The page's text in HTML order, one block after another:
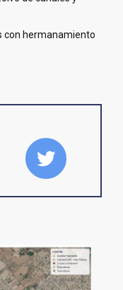
con hermanamiento